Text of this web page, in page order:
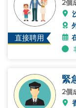
直接聘用
2個
緊
2個